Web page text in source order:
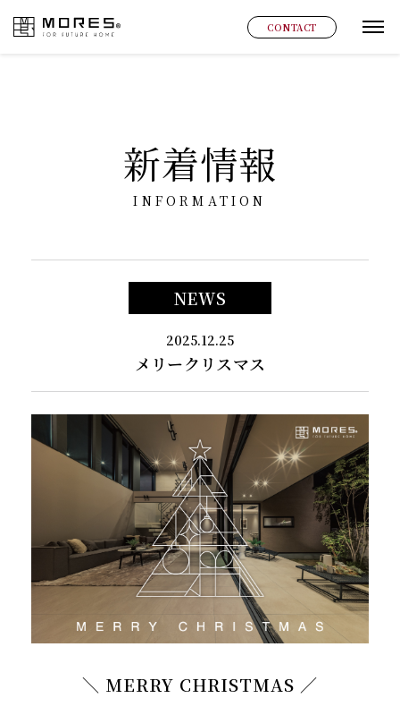
MORES CONTACT グ
新着情報
INFORMATION
NEWS
2025.12.25
メリークリスマス
＼ MERRY CHRISTMAS ／